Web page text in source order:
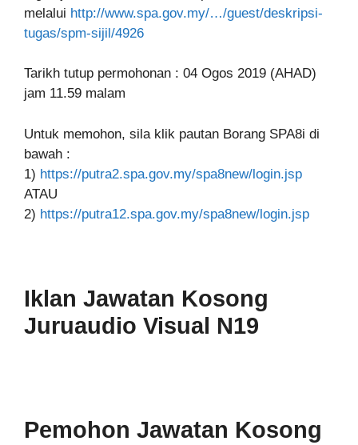
melalui http://www.spa.gov.my/…/guest/deskripsi-
tugas/spm-sijil/4926
Tarikh tutup permohonan : 04 Ogos 2019 (AHAD)
jam 11.59 malam
Untuk memohon, sila klik pautan Borang SPA8i di
bawah :
1) https://putra2.spa.gov.my/spa8new/login.jsp
ATAU
2) https://putra12.spa.gov.my/spa8new/login.jsp
Iklan Jawatan Kosong
Juruaudio Visual N19
Pemohon Jawatan Kosong